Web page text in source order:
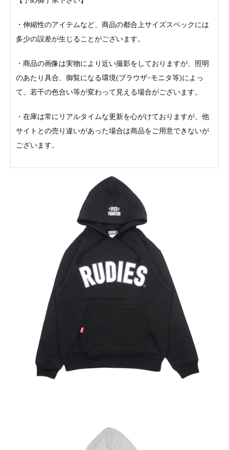
・伸縮性のアイテムなど、商品の都合上サイズスペックには
多少の誤差が生じることがございます。
・商品の画像は実物により近い撮影をしておりますが、照明
のあたり具合、御覧になる環境(ブラウザ･モニタ等)によっ
て、若干の色合い等が変わって見える場合がございます。
・在庫は常にリアルタイムな更新を心がけておりますが、他
サイトとの売り違いがあった場合は商品をご用意できないが
ございます。